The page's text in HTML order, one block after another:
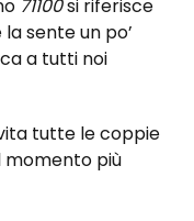
71100si riferisce
sente un po’
a tutti noi
tutte le coppie
momento più